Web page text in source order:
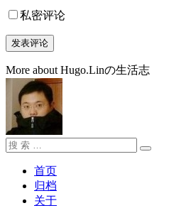
私密评论
More about Hugo.Linの生活志
搜
搜
首页
归档
关于